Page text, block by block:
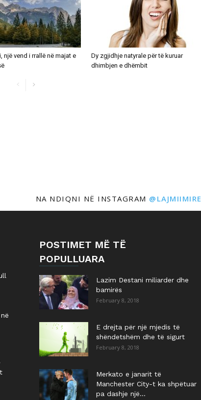
një vend i rrallë në majat e
Dy zgjidhje natyrale për të kuruar
dhimbjen e dhëmbit
NA NDIQNI NË INSTAGRAM @LAJMIIMIRE
POSTIMET MË TË
POPULLUARA
Lazim Destani miliarder dhe
bamirës
February 8, 2018
E drejta për një mjedis të
shëndetshëm dhe të sigurt
February 8, 2018
Merkato e janarit të
Manchester City-t ka shpëtuar
pa dashje një...